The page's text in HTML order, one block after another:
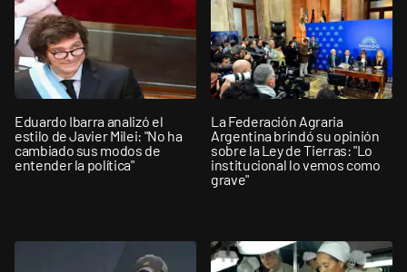
Eduardo Ibarra analizó el
estilo de Javier Milei: "No ha
cambiado sus modos de
entender la política"
La Federación Agraria
Argentina brindó su opinión
sobre la Ley de Tierras: "Lo
institucional lo vemos como
grave"